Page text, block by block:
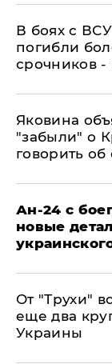
В боях с
погибли
срочников
Яковина
"забыли" о
говорить об
Ан-24 с
новые
От "Трухи"
еще два
Украины